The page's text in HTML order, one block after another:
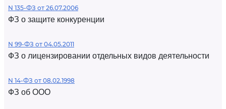
N 135-ФЗ от 26.07.2006
ФЗ о защите конкуренции
N 99-ФЗ от 04.05.2011
ФЗ о лицензировании отдельных видов деятельности
N 14-ФЗ от 08.02.1998
ФЗ об ООО